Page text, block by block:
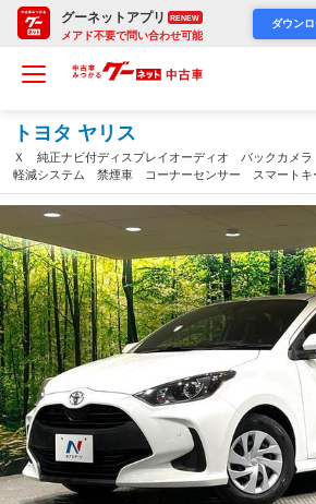
グーネットアプリ RENEW
メアド不要で問い合わせ可能
ダウン
トヨタ ヤリス
Ｘ 純正ナビ付ディスプレイオーディオ バックカメ
軽減システム 禁煙車 コーナーセンサー スマート
Ｃ オートハイビーム オートライト Ｂｌｕｅｔｏｏ
県）